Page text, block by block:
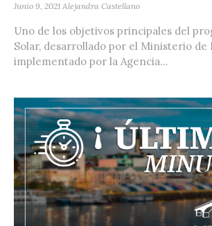
Junio 9, 2021 Alejandra Castellano
Uno de los objetivos principales del
Solar, desarrollado por el Ministerio de
implementado por la Agencia...